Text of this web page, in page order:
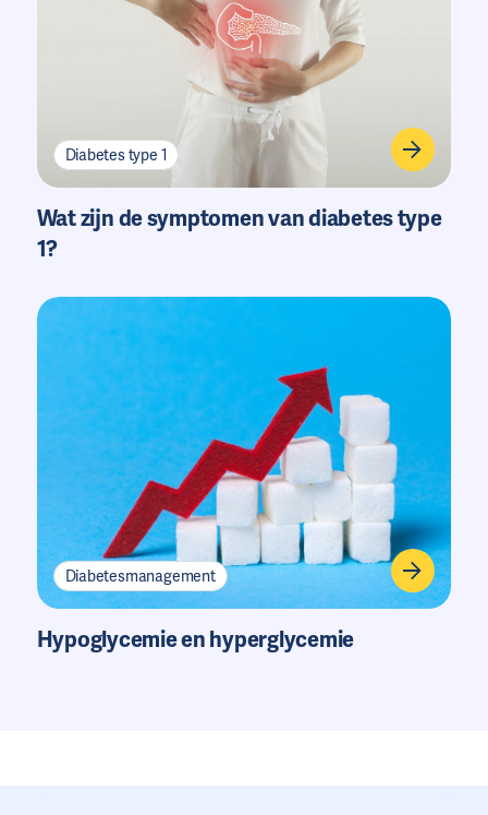
Diabetes type 1
Wat zijn de symptomen van diabetes type
1?
Diabetesmanagement
Hypoglycemie en hyperglycemie